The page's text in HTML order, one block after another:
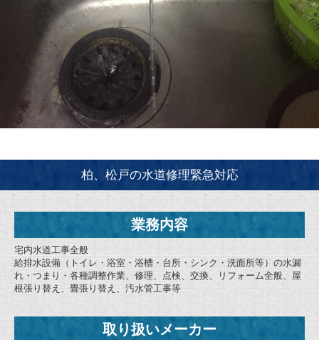
柏、松戸の水道修理緊急対応
業務内容
宅内水道工事全般
給排水設備（トイレ・浴室・浴槽・台所・シンク・洗面所等）の水漏
れ・つまり・各種調整作業、修理、点検、交換、リフォーム全般、屋
根張り替え、畳張り替え、汚水管工事等
取り扱いメーカー